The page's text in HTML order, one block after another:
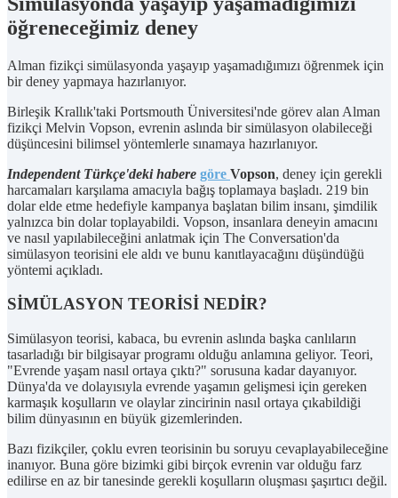
öğreneceğimiz deney
Alman fizikçi simülasyonda yaşayıp yaşamadığımızı öğrenmek için
bir deney yapmaya hazırlanıyor.
Birleşik Krallık'taki Portsmouth Üniversitesi'nde görev alan Alman
fizikçi Melvin Vopson, evrenin aslında bir simülasyon olabileceği
düşüncesini bilimsel yöntemlerle sınamaya hazırlanıyor.
Independent Türkçe'deki habere göre Vopson, deney için gerekli
harcamaları karşılama amacıyla bağış toplamaya başladı. 219 bin
dolar elde etme hedefiyle kampanya başlatan bilim insanı, şimdilik
yalnızca bin dolar toplayabildi. Vopson, insanlara deneyin amacını
ve nasıl yapılabileceğini anlatmak için The Conversation'da
simülasyon teorisini ele aldı ve bunu kanıtlayacağını düşündüğü
yöntemi açıkladı.
SİMÜLASYON TEORİSİ NEDİR?
Simülasyon teorisi, kabaca, bu evrenin aslında başka canlıların
tasarladığı bir bilgisayar programı olduğu anlamına geliyor. Teori,
"Evrende yaşam nasıl ortaya çıktı?" sorusuna kadar dayanıyor.
Dünya'da ve dolayısıyla evrende yaşamın gelişmesi için gereken
karmaşık koşulların ve olaylar zincirinin nasıl ortaya çıkabildiği
bilim dünyasının en büyük gizemlerinden.
Bazı fizikçiler, çoklu evren teorisinin bu soruyu cevaplayabileceğine
inanıyor. Buna göre bizimki gibi birçok evrenin var olduğu farz
edilirse en az bir tanesinde gerekli koşulların oluşması şaşırtıcı değil.